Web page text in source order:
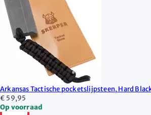
Arkansas Tactische pocketslijpsteen, Hard
€ 59,95
Op voorraad